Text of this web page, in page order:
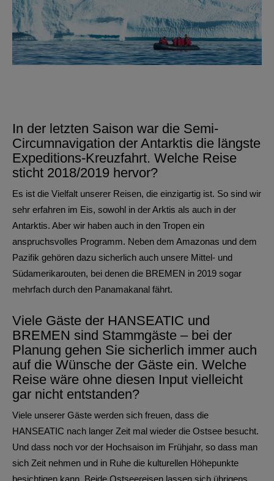
In der letzten Saison war die Semi-
Circumnavigation der Antarktis die längste
Expeditions-Kreuzfahrt. Welche Reise
sticht 2018/2019 hervor?
Es ist die Vielfalt unserer Reisen, die einzigartig ist. So sind wir
sehr erfahren im Eis, sowohl in der Arktis als auch in der
Antarktis. Aber wir haben auch in den Tropen ein
anspruchsvolles Programm. Neben dem Amazonas und dem
Pazifik gehören dazu sicherlich auch unsere Mittel- und
Südamerikarouten, bei denen die BREMEN in 2019 sogar
mehrfach durch den Panamakanal fährt.
Viele Gäste der HANSEATIC und
BREMEN sind Stammgäste – bei der
Planung gehen Sie sicherlich immer auch
auf die Wünsche der Gäste ein. Welche
Reise wäre ohne diesen Input vielleicht
gar nicht entstanden?
Viele unserer Gäste werden sich freuen, dass die
HANSEATIC nach langer Zeit mal wieder die Ostsee besucht.
Und dass noch vor der Hochsaison im Frühjahr, so dass man
sich Zeit nehmen und in Ruhe die kulturellen Höhepunkte
besichtigen kann. Beide Ostseereisen lassen sich übrigens